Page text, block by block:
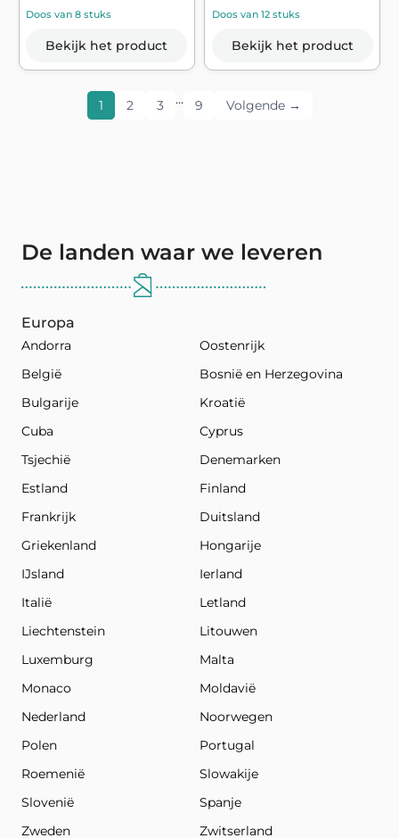
Doos van 8 stuks
Bekijk het product
Doos van 12 stuks
Bekijk het product
1 2 3 … 9 Volgende →
De landen waar we leveren
Europa
Andorra
Oostenrijk
België
Bosnië en Herzegovina
Bulgarije
Kroatië
Cuba
Cyprus
Tsjechië
Denemarken
Estland
Finland
Frankrijk
Duitsland
Griekenland
Hongarije
IJsland
Ierland
Italië
Letland
Liechtenstein
Litouwen
Luxemburg
Malta
Monaco
Moldavië
Nederland
Noorwegen
Polen
Portugal
Roemenië
Slowakije
Slovenië
Spanje
Zweden
Zwitserland